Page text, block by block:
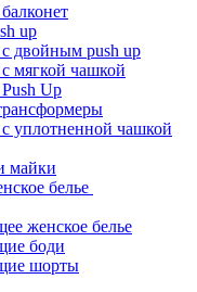
up
двойным push up
мягкой чашкой
Up
уплотненной чашкой
майки
белье
женское белье
боди
шорты